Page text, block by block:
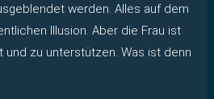
werden. Alles auf dem
Illusion. Aber die Frau ist
zu unterstützen. Was ist denn